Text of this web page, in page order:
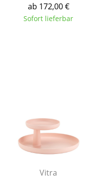
ab 172,00 €
Sofort lieferbar
Vitra